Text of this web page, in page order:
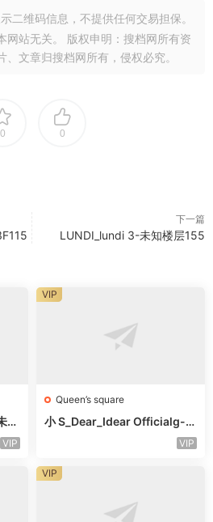
二维码信息，不提供任何交易担保。
网站无关。 版权申明：搜档网所有资
文章归搜档网所有，侵权必究。
0 0
下一篇
LUNDI_lundi 3-未知楼层155
知
VIP
Queen’s square
小 S_Dear_Idear Officialg-3
VIP
VIP
VIP